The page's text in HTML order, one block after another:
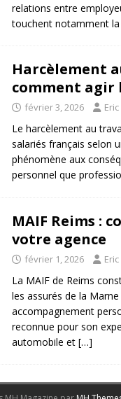
relations entre
touchent notamment la
Harcèlement
comment agir
février 3, 2026
Le harcèlement au
salariés français selon
phénomène aux
personnel que
MAIF Reims :
votre agence
février 1, 2026
La MAIF de Reims
les assurés de la
accompagnement
reconnue pour son
automobile et […]